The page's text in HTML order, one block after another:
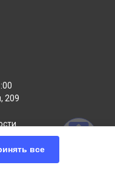
209
все